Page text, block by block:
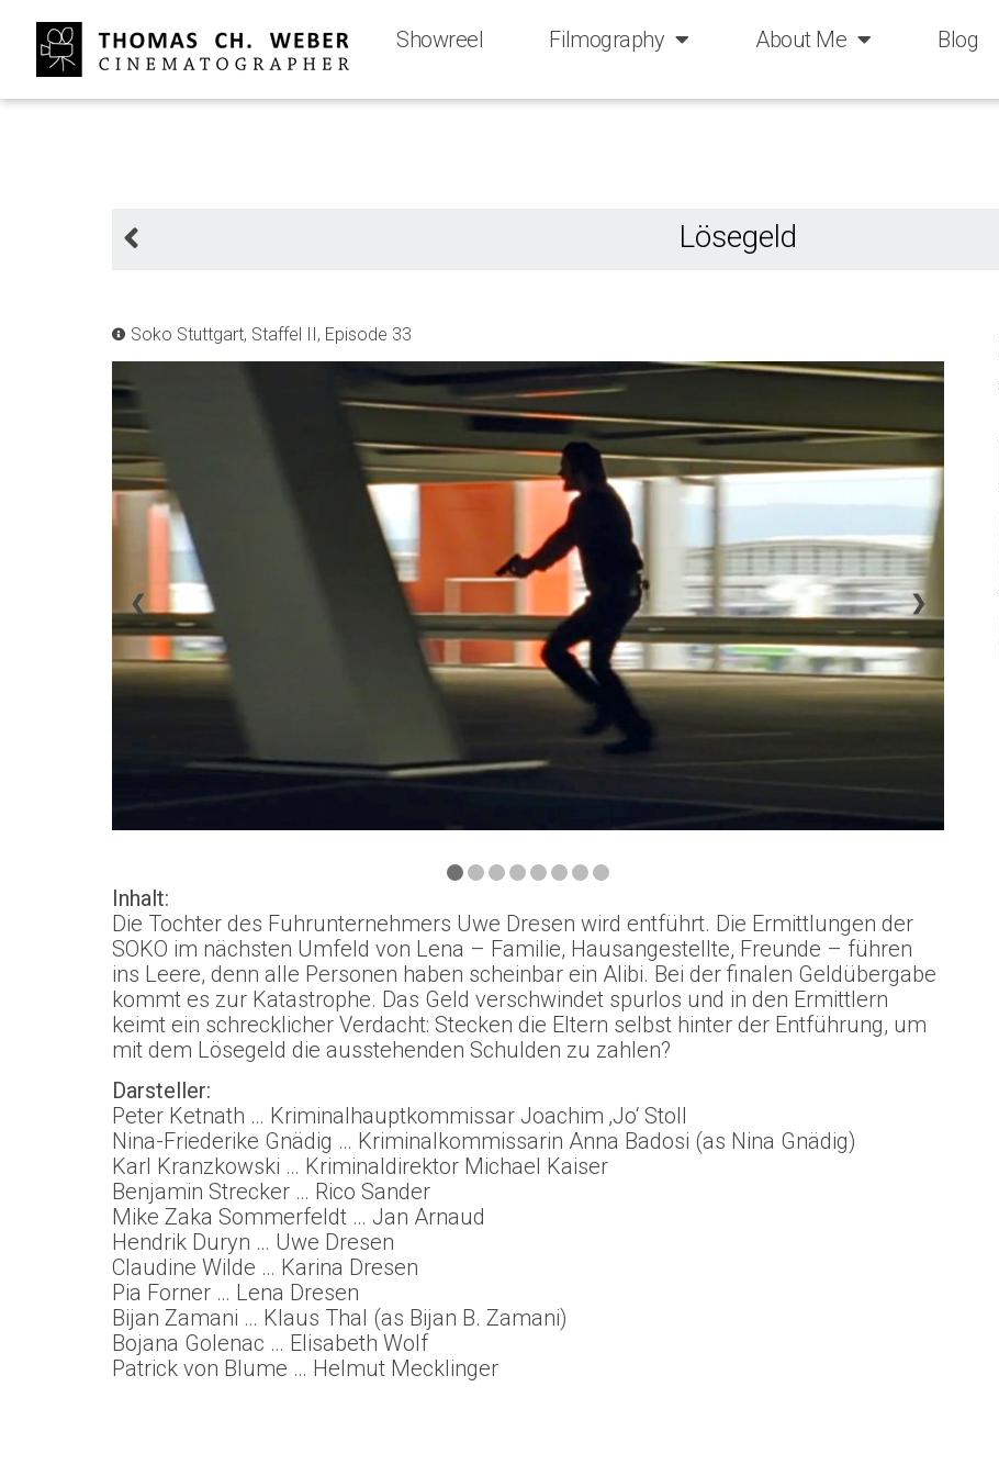
Showreel Filmography About Me Blog
Lösegeld
Soko Stuttgart, Staffel II, Episode 33
❮ ❯
Inhalt:
Die Tochter des Fuhrunternehmers Uwe Dresen wird entführt. Die Ermittlungen der
SOKO im nächsten Umfeld von Lena – Familie, Hausangestellte, Freunde – führen
ins Leere, denn alle Personen haben scheinbar ein Alibi. Bei der finalen Geldübergabe
kommt es zur Katastrophe. Das Geld verschwindet spurlos und in den Ermittlern
keimt ein schrecklicher Verdacht: Stecken die Eltern selbst hinter der Entführung, um
mit dem Lösegeld die ausstehenden Schulden zu zahlen?
Darsteller:
Peter Ketnath … Kriminalhauptkommissar Joachim ‚Jo‘ Stoll
Nina-Friederike Gnädig … Kriminalkommissarin Anna Badosi (as Nina Gnädig)
Karl Kranzkowski … Kriminaldirektor Michael Kaiser
Benjamin Strecker … Rico Sander
Mike Zaka Sommerfeldt … Jan Arnaud
Hendrik Duryn … Uwe Dresen
Claudine Wilde … Karina Dresen
Pia Forner … Lena Dresen
Bijan Zamani … Klaus Thal (as Bijan B. Zamani)
Bojana Golenac … Elisabeth Wolf
Patrick von Blume … Helmut Mecklinger